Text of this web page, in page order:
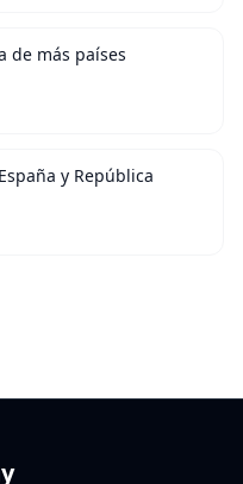
de más países
y República